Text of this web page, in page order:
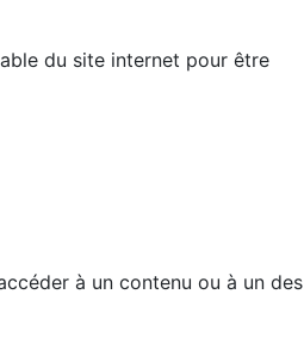
du site internet pour être
à un contenu ou à un des